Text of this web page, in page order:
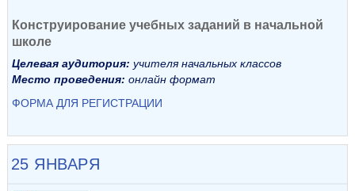
Конструирование учебных заданий в начальной
школе
Целевая аудитория: учителя начальных классов
Место проведения: онлайн формат
ФОРМА ДЛЯ РЕГИСТРАЦИИ
25 ЯНВАРЯ